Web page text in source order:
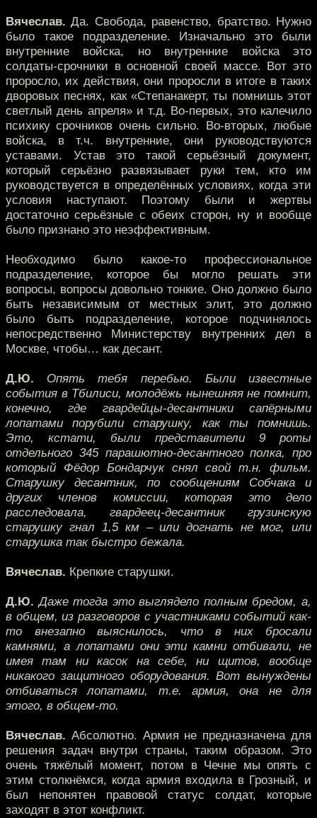
Вячеслав. Да. Свобода, равенство, братство. Нужно
было такое подразделение. Изначально это были
внутренние войска, но внутренние войска это
солдаты-срочники в основной своей массе. Вот это
проросло, их действия, они проросли в итоге в таких
дворовых песнях, как «Степанакерт, ты помнишь этот
светлый день апреля» и т.д. Во-первых, это калечило
психику срочников очень сильно. Во-вторых, любые
войска, в т.ч. внутренние, они руководствуются
уставами. Устав это такой серьёзный документ,
который серьёзно развязывает руки тем, кто им
руководствуется в определённых условиях, когда эти
условия наступают. Поэтому были и жертвы
достаточно серьёзные с обеих сторон, ну и вообще
было признано это неэффективным.
Необходимо было какое-то профессиональное
подразделение, которое бы могло решать эти
вопросы, вопросы довольно тонкие. Оно должно было
быть независимым от местных элит, это должно
было быть подразделение, которое подчинялось
непосредственно Министерству внутренних дел в
Москве, чтобы… как десант.
Д.Ю. Опять тебя перебью. Были известные
события в Тбилиси, молодёжь нынешняя не помнит,
конечно, где гвардейцы-десантники сапёрными
лопатами порубили старушку, как ты помнишь.
Это, кстати, были представители 9 роты
отдельного 345 парашютно-десантного полка, про
который Фёдор Бондарчук снял свой т.н. фильм.
Старушку десантник, по сообщениям Собчака и
других членов комиссии, которая это дело
расследовала, гвардеец-десантник грузинскую
старушку гнал 1,5 км – или догнать не мог, или
старушка так быстро бежала.
Вячеслав. Крепкие старушки.
Д.Ю. Даже тогда это выглядело полным бредом, а,
в общем, из разговоров с участниками событий как-
то внезапно выяснилось, что в них бросали
камнями, а лопатами они эти камни отбивали, не
имея там ни касок на себе, ни щитов, вообще
никакого защитного оборудования. Вот вынуждены
отбиваться лопатами, т.е. армия, она не для
этого, в общем-то.
Вячеслав. Абсолютно. Армия не предназначена для
решения задач внутри страны, таким образом. Это
очень тяжёлый момент, потом в Чечне мы опять с
этим столкнёмся, когда армия входила в Грозный, и
был непонятен правовой статус солдат, которые
заходят в этот конфликт.